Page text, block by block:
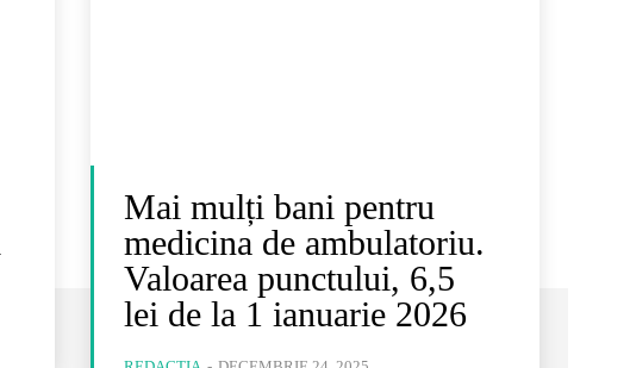
Mai mulți bani pentru
medicina de ambulatoriu.
Valoarea punctului, 6,5
lei de la 1 ianuarie 2026